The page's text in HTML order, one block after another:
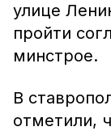
улице
пройти
минстрое.
В
отметили,